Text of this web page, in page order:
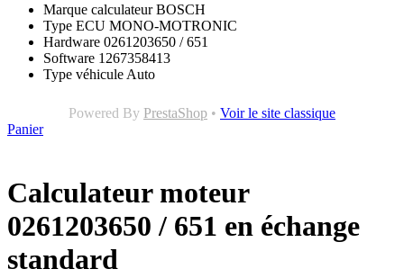
Marque calculateur BOSCH
Type ECU MONO-MOTRONIC
Hardware 0261203650 / 651
Software 1267358413
Type véhicule Auto
Powered By PrestaShop • Voir le site classique
Panier
Calculateur moteur
0261203650 / 651 en échange
standard